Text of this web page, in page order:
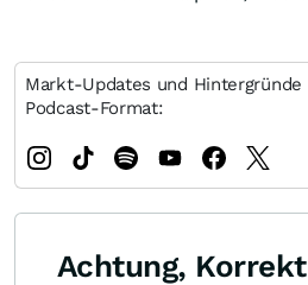
Markt-Updates und
Podcast-Format:
Achtung,